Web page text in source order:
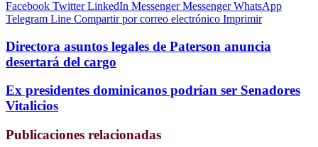
Facebook Twitter LinkedIn Messenger Messenger WhatsApp
Telegram Line Compartir por correo electrónico Imprimir
Directora asuntos legales de Paterson anuncia
desertará del cargo
Ex presidentes dominicanos podrían ser Senadores
Vitalicios
Publicaciones relacionadas